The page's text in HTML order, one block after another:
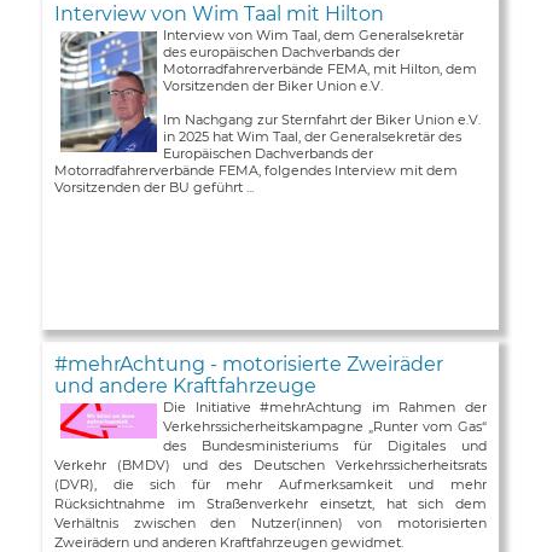
Interview von Wim Taal mit Hilton
Interview von Wim Taal, dem Generalsekretär
des europäischen Dachverbands der
Motorradfahrerverbände FEMA, mit Hilton, dem
Vorsitzenden der Biker Union e.V.
Im Nachgang zur Sternfahrt der Biker Union e.V.
in 2025 hat Wim Taal, der Generalsekretär des
Europäischen Dachverbands der
Motorradfahrerverbände FEMA, folgendes Interview mit dem
Vorsitzenden der BU geführt ...
#mehrAchtung - motorisierte Zweiräder
und andere Kraftfahrzeuge
Die Initiative #mehrAchtung im Rahmen der
Verkehrssicherheitskampagne „Runter vom Gas“
des Bundesministeriums für Digitales und
Verkehr (BMDV) und des Deutschen Verkehrssicherheitsrats
(DVR), die sich für mehr Aufmerksamkeit und mehr
Rücksichtnahme im Straßenverkehr einsetzt, hat sich dem
Verhältnis zwischen den Nutzer(innen) von motorisierten
Zweirädern und anderen Kraftfahrzeugen gewidmet.